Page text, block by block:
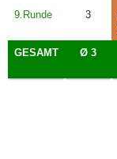
9.Runde 3
GESAMT Ø 3